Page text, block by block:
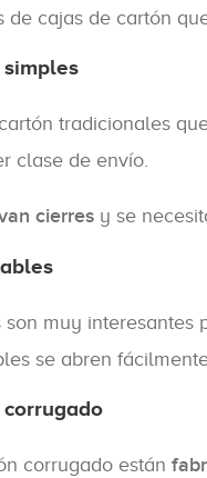
de cajas de cartón
simples
tradicionales
clase de envío.
cierres y se
son muy interesantes
se abren
corrugado están